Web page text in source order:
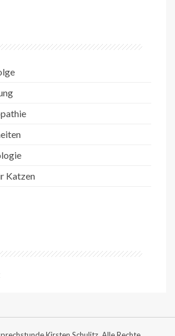
Katzen